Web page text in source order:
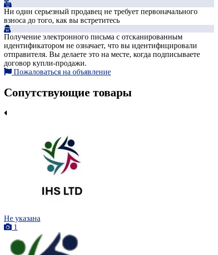
Ни один серьезный продавец не требует первоначального
взноса до того, как вы встретитесь
Получение электронного письма с отсканированным
идентификатором не означает, что вы идентифицировали
отправителя. Вы делаете это на месте, когда подписываете
договор купли-продажи.
Пожаловаться на объявление
Сопутствующие товары
Не указана
1